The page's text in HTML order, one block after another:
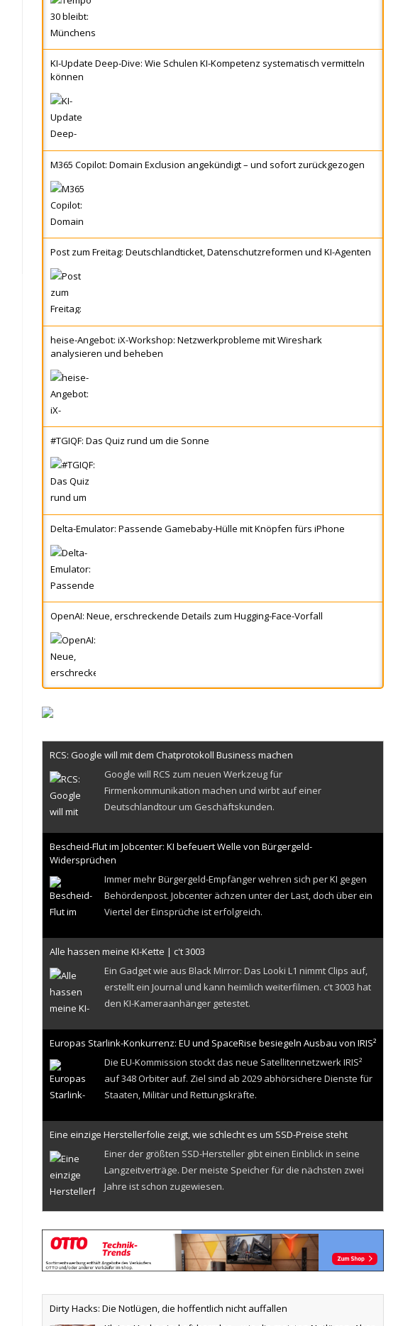
KI-Update Deep-Dive: Wie Schulen KI-Kompetenz systematisch vermitteln
können
M365 Copilot: Domain Exclusion angekündigt – und sofort zurückgezogen
Post zum Freitag: Deutschlandticket, Datenschutzreformen und KI-Agenten
heise-Angebot: iX-Workshop: Netzwerkprobleme mit Wireshark
analysieren und beheben
#TGIQF: Das Quiz rund um die Sonne
Delta-Emulator: Passende Gamebaby-Hülle mit Knöpfen fürs iPhone
OpenAI: Neue, erschreckende Details zum Hugging-Face-Vorfall
Pakete
Verschlüsselte iPhone-Backups: Apple kämpft gegen Londoner
Begehrlichkeiten
Proxmox jetzt auch für Arm – aber nicht auf Raspberry Pi
ChatGPT knackt Milliardenmarke und hebt Chat-Limit für Gratisnutzer auf
Flauschige Nanofaser-Beschichtung filtert Mikroplastik aus Wasser
Angreifer attackieren IBM Langflow und Apache-Tomcat-Server
Durch Metabase-0day: Datenleck bei Laptophersteller Framework
RCS: Google will mit dem Chatprotokoll Business machen
Google will RCS zum neuen Werkzeug für
Firmenkommunikation machen und wirbt auf einer
Deutschlandtour um Geschäftskunden.
Bescheid-Flut im Jobcenter: KI befeuert Welle von Bürgergeld-
Widersprüchen
Immer mehr Bürgergeld-Empfänger wehren sich per KI gegen
Behördenpost. Jobcenter ächzen unter der Last, doch über ein
Viertel der Einsprüche ist erfolgreich.
Alle hassen meine KI-Kette | c't 3003
Ein Gadget wie aus Black Mirror: Das Looki L1 nimmt Clips auf,
erstellt ein Journal und kann heimlich weiterfilmen. c't 3003 hat
den KI-Kameraanhänger getestet.
Europas Starlink-Konkurrenz: EU und SpaceRise besiegeln Ausbau von IRIS²
Die EU-Kommission stockt das neue Satellitennetzwerk IRIS²
auf 348 Orbiter auf. Ziel sind ab 2029 abhörsichere Dienste für
Staaten, Militär und Rettungskräfte.
Eine einzige Herstellerfolie zeigt, wie schlecht es um SSD-Preise steht
Einer der größten SSD-Hersteller gibt einen Einblick in seine
Langzeitverträge. Der meiste Speicher für die nächsten zwei
Jahre ist schon zugewiesen.
74 Prozent der Unternehmen befürchten, dass US-Anbieter
auf Druck der US-Regierung wichtige Dienste sperren könnten.
Mobile Klimaanlage Meaco Cirro 12000 im Test
Dirty Hacks: Die Notlügen, die hoffentlich nicht auffallen